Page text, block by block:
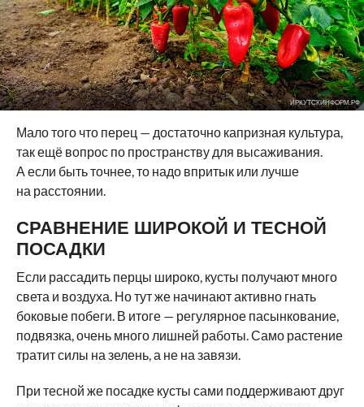
ИРКУТСКИНФОРМ.РФ
Мало того что перец — достаточно капризная культура,
так ещё вопрос по пространству для высаживания.
А если быть точнее, то надо впритык или лучше
на расстоянии.
СРАВНЕНИЕ ШИРОКОЙ И ТЕСНОЙ
ПОСАДКИ
Если рассадить перцы широко, кусты получают много
света и воздуха. Но тут же начинают активно гнать
боковые побеги. В итоге — регулярное пасынкование,
подвязка, очень много лишней работы. Само растение
тратит силы на зелень, а не на завязи.
При тесной же посадке кусты сами поддерживают друг